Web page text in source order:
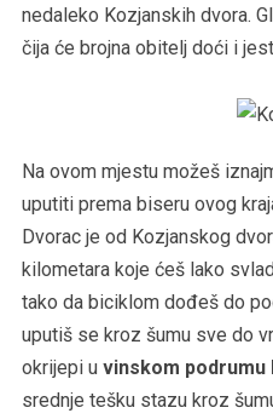
nedaleko Kozjanskih dvora.
čija će brojna obitelj doći i
Na ovom mjestu možeš
uputiti prema biseru ovog
Dvorac je od Kozjanskog
kilometara koje ćeš lako
tako da biciklom dođeš do
uputiš se kroz šumu sve do
okrijepi u vinskom podrumu
srednje tešku stazu kroz